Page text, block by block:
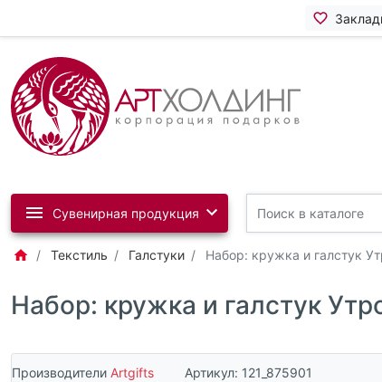
Сувенирная продукция
Текстиль Галстуки Набор: кружка и галстук
Набор: кружка и галстук
Производители Artgifts Артикул: 121_875901